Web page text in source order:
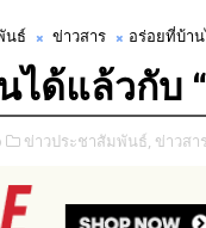
นธ์ ข่าวสาร อร่อยที่บ้า
ได้แล้วกับ
ข่าวประชาสัมพันธ์, ข่าวสา